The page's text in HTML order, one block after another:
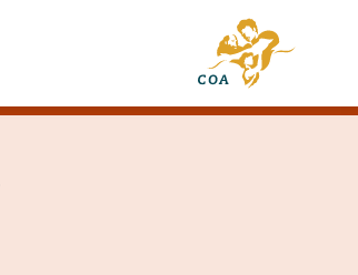
بروید
صفحه
اصلی